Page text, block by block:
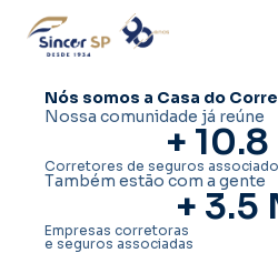
Nós somos a Casa do
Nossa comunidade já reúne
+ 10.8
Corretores de seguros
Também estão com a gente
+ 3.5
Empresas corretoras
e seguros associadas